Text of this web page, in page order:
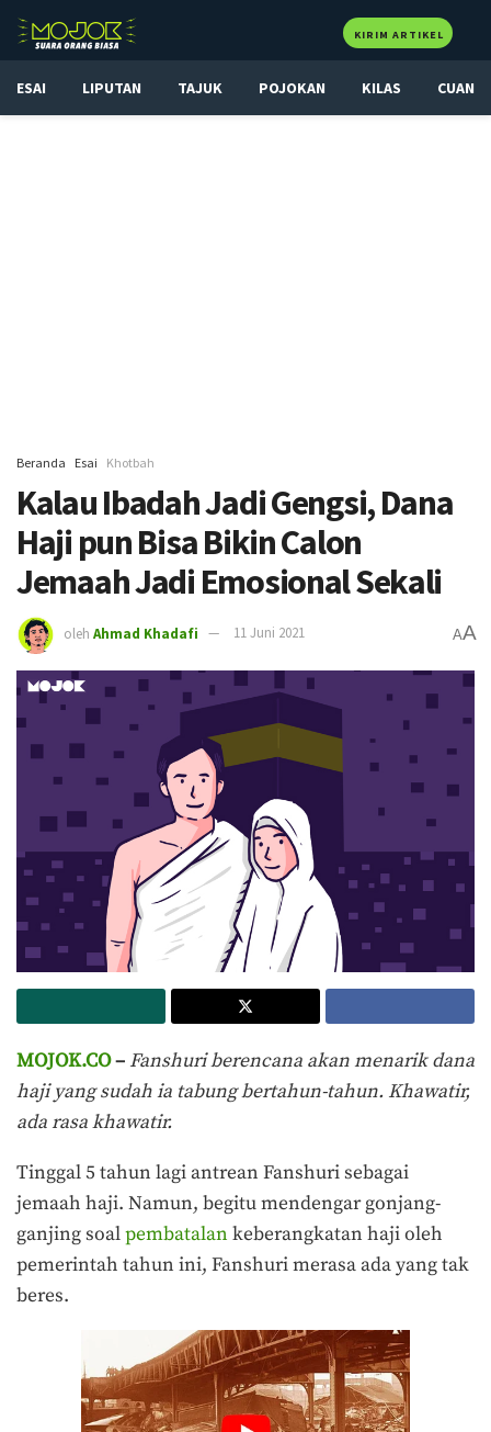
KIRIM ARTIKEL
ESAI LIPUTAN TAJUK POJOKAN KILAS CUAN
Beranda Esai Khotbah
Kalau Ibadah Jadi Gengsi, Dana
Haji pun Bisa Bikin Calon
Jemaah Jadi Emosional Sekali
oleh Ahmad Khadafi 11 Juni 2021 AA
MOJOK.CO– Fanshuri berencana akan menarik dana
haji yang sudah ia tabung bertahun-tahun. Khawatir,
ada rasa khawatir.
Tinggal 5 tahun lagi antrean Fanshuri sebagai
jemaah haji. Namun, begitu mendengar gonjang-
ganjing soalpembatalan keberangkatan haji oleh
pemerintah tahun ini, Fanshuri merasa ada yang tak
beres.